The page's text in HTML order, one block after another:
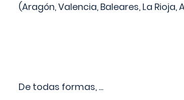
(Aragón, Valencia, Baleares, La
De todas formas, ...